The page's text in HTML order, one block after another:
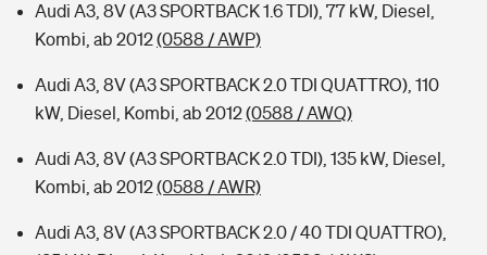
Audi A3, 8V (A3 SPORTBACK 1.6 TDI), 77 kW, Diesel,
Kombi, ab 2012(0588 / AWP)
Audi A3, 8V (A3 SPORTBACK 2.0 TDI QUATTRO), 110
kW, Diesel, Kombi, ab 2012(0588 / AWQ)
Audi A3, 8V (A3 SPORTBACK 2.0 TDI), 135 kW, Diesel,
Kombi, ab 2012(0588 / AWR)
Audi A3, 8V (A3 SPORTBACK 2.0 / 40 TDI QUATTRO),